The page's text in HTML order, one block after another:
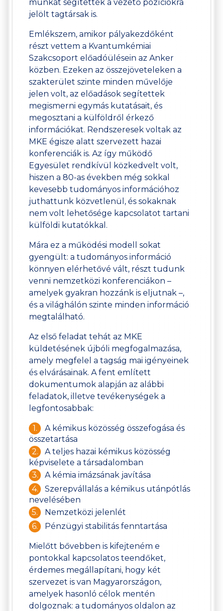
munkát segítették a vezető pozíciókra
jelölt tagtársak is.
Emlékszem, amikor pályakezdőként
részt vettem a Kvantumkémiai
Szakcsoport előadóülésein az Anker
közben. Ezeken az összejöveteleken a
szakterület szinte minden művelője
jelen volt, az előadások segítettek
megismerni egymás kutatásait, és
megosztani a külföldről érkező
információkat. Rendszeresek voltak az
MKE égisze alatt szervezett hazai
konferenciák is. Az így működő
Egyesület rendkívül közkedvelt volt,
hiszen a 80-as években még sokkal
kevesebb tudományos információhoz
juthattunk közvetlenül, és sokaknak
nem volt lehetősége kapcsolatot tartani
külföldi kutatókkal.
Mára ez a működési modell sokat
gyengült: a tudományos információ
könnyen elérhetővé vált, részt tudunk
venni nemzetközi konferenciákon –
amelyek gyakran hozzánk is eljutnak –,
és a világhálón szinte minden információ
megtalálható.
Az első feladat tehát az MKE
küldetésének újbóli megfogalmazása,
amely megfelel a tagság mai igényeinek
és elvárásainak. A fent említett
dokumentumok alapján az alábbi
feladatok, illetve tevékenységek a
legfontosabbak:
A kémikus közösség összefogása és
összetartása
A teljes hazai kémikus közösség
képviselete a társadalomban
A kémia imázsának javítása
Szerepvállalás a kémikus utánpótlás
nevelésében
Nemzetközi jelenlét
Pénzügyi stabilitás fenntartása
Mielőtt bővebben is kifejteném e
pontokkal kapcsolatos teendőket,
érdemes megállapítani, hogy két
szervezet is van Magyarországon,
amelyek hasonló célok mentén
dolgoznak: a tudományos oldalon az